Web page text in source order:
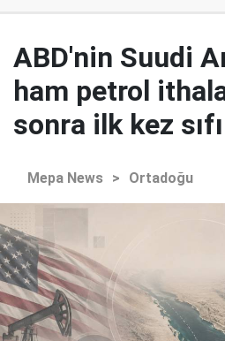
ABD'nin Suudi
ham petrol
sonra ilk kez
Mepa News > Ortadoğu